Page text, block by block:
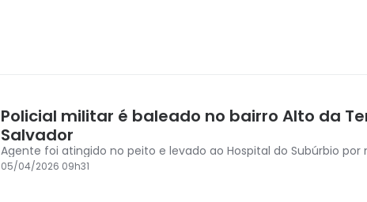
Policial militar é baleado no bairro Alto da
Salvador
Agente foi atingido no peito e levado ao Hospital do Subúrbio por
05/04/2026 09h31